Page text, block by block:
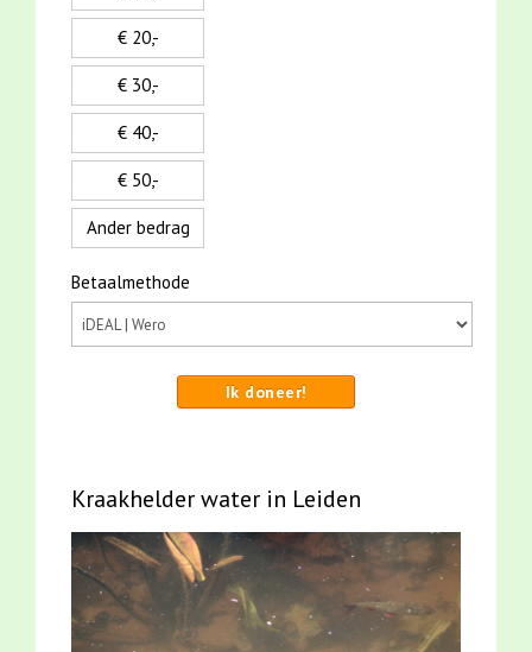
€ 20,-
€ 30,-
€ 40,-
€ 50,-
Ander bedrag
Betaalmethode
Ik doneer!
Kraakhelder water in Leiden